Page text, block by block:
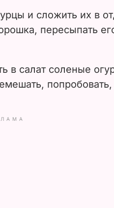
и сложить их в
пересыпать
в салат соленые
попробовать,